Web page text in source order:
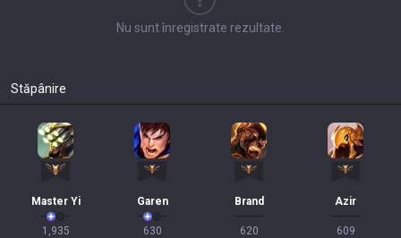
Nu sunt înregistrate rezultate.
Stăpânire
Master Yi
1,935
Garen
630
Brand
620
Azir
609